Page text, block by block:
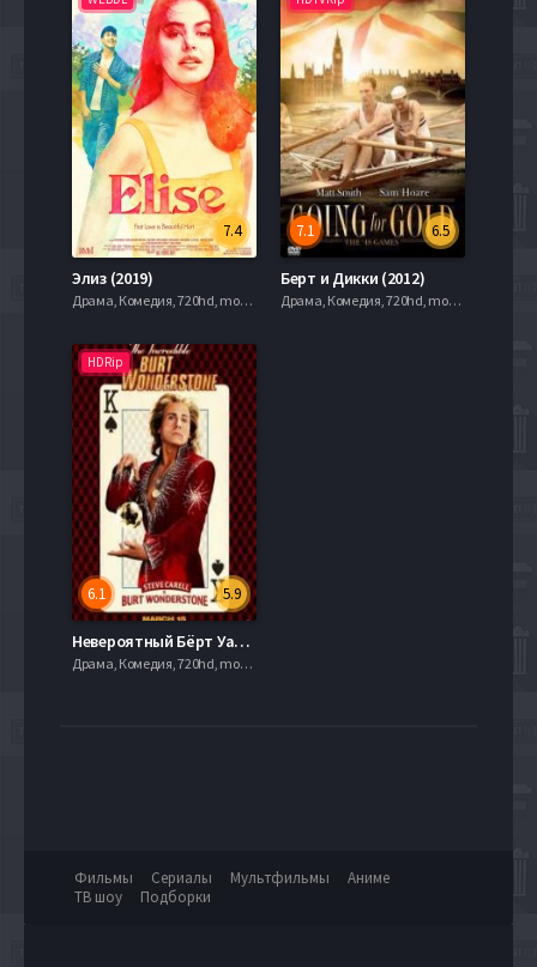
7.4
Элиз (2019)
Драма, Комедия, 720hd, mobilen,
6.5
7.1
Берт и Дикки (2012)
Драма, Комедия, 720hd, mobilen,
HDRip
5.9
6.1
Невероятный Бёрт Уандерстоун (2013)
Драма, Комедия, 720hd, mobilen,
Фильмы Сериалы Мультфильмы
Аниме
ТВ шоу
Подборки